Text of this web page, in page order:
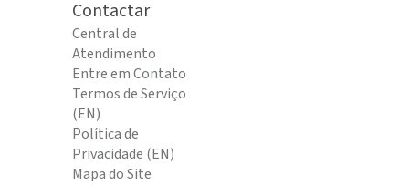
Contactar
Central de
Atendimento
Entre em Contato
Termos de Serviço
(EN)
Política de
Privacidade (EN)
Mapa do Site